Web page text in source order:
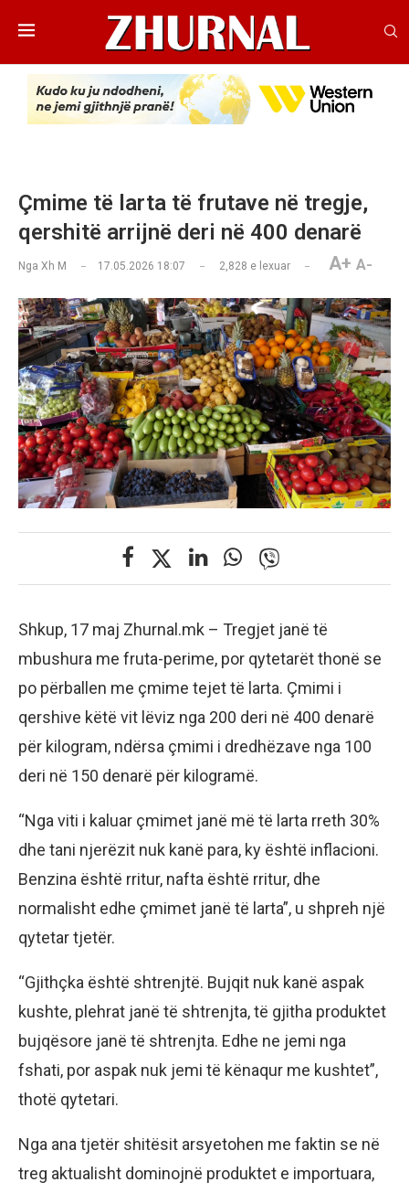
Çmime të larta të frutave në tregje,
qershitë arrijnë deri në 400 denarë
Nga Xh M 17.05.2026 18:07 2,828 e lexuar A+ A-
Shkup, 17 maj Zhurnal.mk – Tregjet janë të
mbushura me fruta-perime, por qytetarët thonë se
po përballen me çmime tejet të larta. Çmimi i
qershive këtë vit lëviz nga 200 deri në 400 denarë
për kilogram, ndërsa çmimi i dredhëzave nga 100
deri në 150 denarë për kilogramë.
“Nga viti i kaluar çmimet janë më të larta rreth 30%
dhe tani njerëzit nuk kanë para, ky është inflacioni.
Benzina është rritur, nafta është rritur, dhe
normalisht edhe çmimet janë të larta”, u shpreh një
qytetar tjetër.
“Gjithçka është shtrenjtë. Bujqit nuk kanë aspak
kushte, plehrat janë të shtrenjta, të gjitha produktet
bujqësore janë të shtrenjta. Edhe ne jemi nga
fshati, por aspak nuk jemi të kënaqur me kushtet”,
thotë qytetari.
Nga ana tjetër shitësit arsyetohen me faktin se në
treg aktualisht dominojnë produktet e importuara,